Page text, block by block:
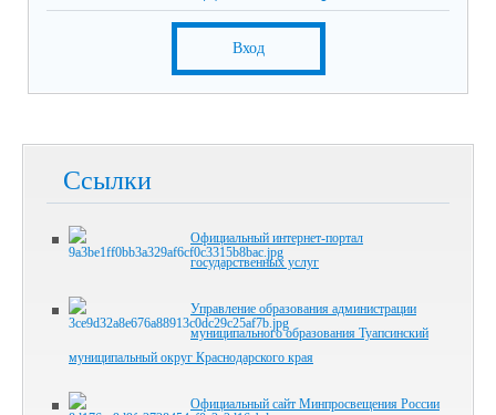
Вход
Ссылки
Официальный интернет-портал
государственных услуг
Управление образования администрации
муниципального образования Туапсинский
муниципальный округ Краснодарского края
Официальный сайт Минпросвещения России